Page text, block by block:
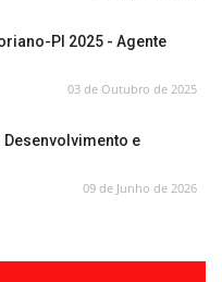
PI 2025 - Agente
03 de Outubro de 2025
Desenvolvimento e
09 de Junho de 2026